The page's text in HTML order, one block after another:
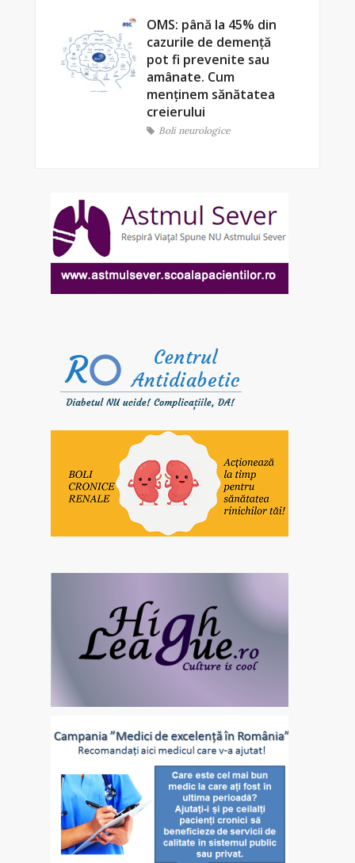
OMS: până la 45% din
cazurile de demență
pot fi prevenite sau
amânate. Cum
menținem sănătatea
creierului
Boli neurologice